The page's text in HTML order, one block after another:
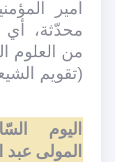
أمير
محدّثة، أي
من العلوم
(تقويم
اليوم
المولى